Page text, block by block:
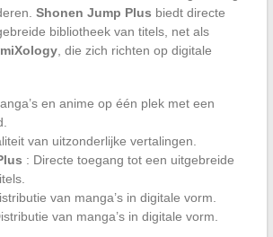
Shonen Jump Plus biedt directe
bibliotheek van titels, net als
, die zich richten op digitale
en anime op één plek met een
van uitzonderlijke vertalingen.
: Directe toegang tot een uitgebreide
van manga’s in digitale vorm.
van manga’s in digitale vorm.